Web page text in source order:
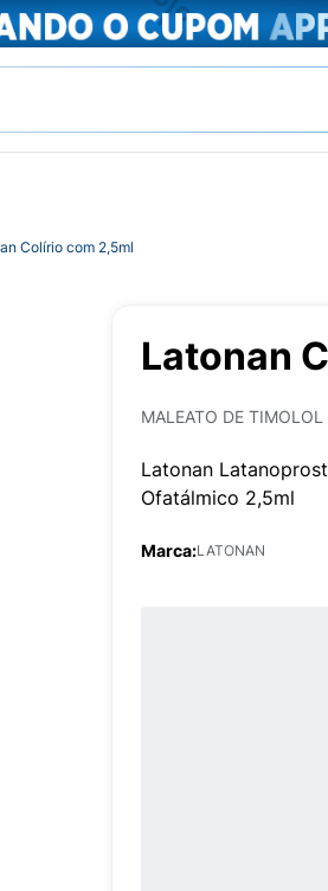
Colírio com 2,5ml
Latonan
MALEATO DE
Latonan
Ofatálmico 2,5ml
Marca:LATONAN